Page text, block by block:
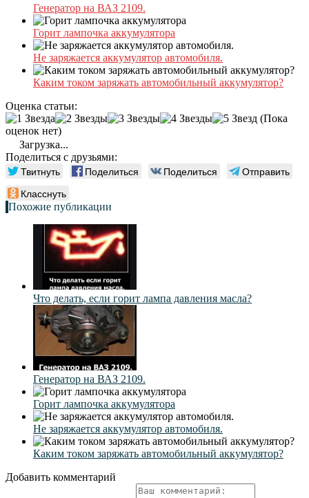
Генератор на ВАЗ 2109.
Горит лампочка аккумулятора
Не заряжается аккумулятор автомобиля.
Каким током заряжать автомобильный аккумулятор?
Оценка статьи:
(Пока
оценок нет)
Загрузка...
Поделиться с друзьями:
Твитнуть Поделиться Поделиться
Отправить
Класснуть
Похожие публикации
Что делать, если горит лампа давления масла?
Генератор на ВАЗ 2109.
Горит лампочка аккумулятора
Не заряжается аккумулятор автомобиля.
Каким током заряжать автомобильный аккумулятор?
Добавить комментарий